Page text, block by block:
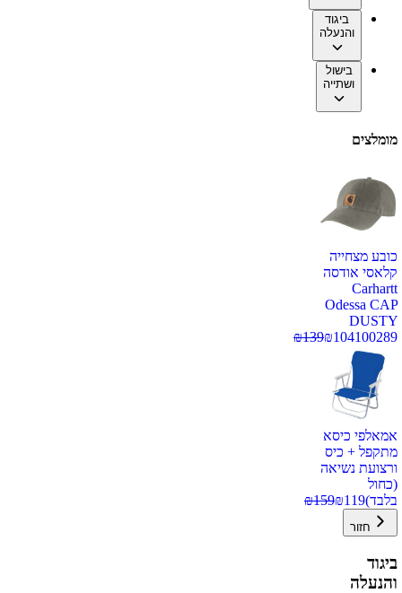
ביגוד
והנעלה
בישול
ושתייה
מומלצים
כובע מצחייה
קלאסי אודסה
Carhartt
Odessa CAP
DUSTY
100289
₪104
₪139
אמאלפי כיסא
מתקפל + כיס
ורצועת נשיאה
(כחול
בלבד)
₪119
₪159
חזור
ביגוד
והנעלה